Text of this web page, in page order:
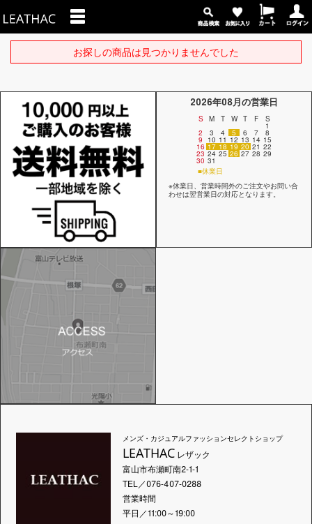
お探しの商品は見つかりませんでした
2026年08月の営業日
S M T W T F S
1
2 3 4 5 6 7 8
9 10 11 12 13 14 15
16 17 18 19 20 21 22
23 24 25 26 27 28 29
30 31
■休業日
※休業日、営業時間外のご注文やお問い合
わせは翌営業日の対応となります。
メンズ・カジュアルファッションセレクトショップ
LEATHACレザック
富山市布瀬町南2-1-1
TEL／076-407-0288
営業時間
平日／11:00～19:00